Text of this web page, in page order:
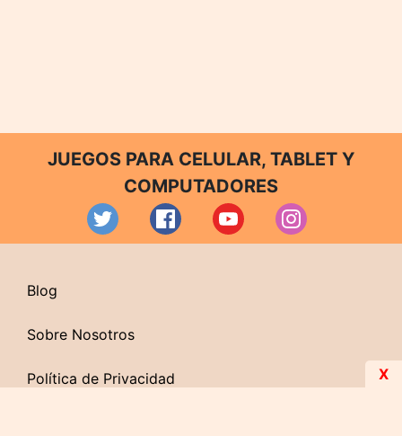
JUEGOS PARA CELULAR, TABLET Y
COMPUTADORES
Blog
Sobre Nosotros
Política de Privacidad X